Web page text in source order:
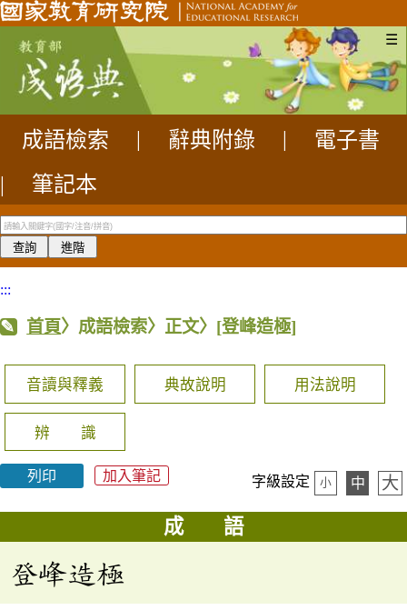
☰
成語檢索 辭典附錄
電子書
|
筆記本
:::
首頁〉成語檢索〉正文〉 [登峰造極]
音讀與釋義 典故說明 用法說明
辨 識
列印 加入筆記 字級設定 小 中 大
成 語
登峰造極